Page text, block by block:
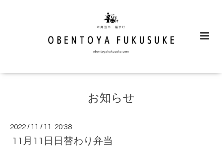
お知らせ
2022 / 11 / 11 20:38
11月11日日替わり弁当